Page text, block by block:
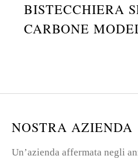
BISTECCHIERA
CARBONE
NOSTRA AZIENDA
Un’azienda affermata negli